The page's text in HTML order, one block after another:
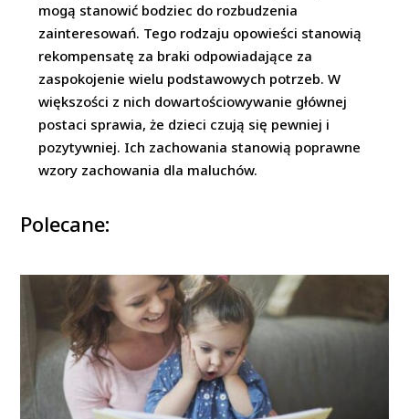
mogą stanowić bodziec do rozbudzenia
zainteresowań. Tego rodzaju opowieści stanowią
rekompensatę za braki odpowiadające za
zaspokojenie wielu podstawowych potrzeb. W
większości z nich dowartościowywanie głównej
postaci sprawia, że dzieci czują się pewniej i
pozytywniej. Ich zachowania stanowią poprawne
wzory zachowania dla maluchów.
Polecane: